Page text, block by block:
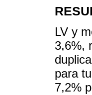
LV y
3,6%,
para
7,2%